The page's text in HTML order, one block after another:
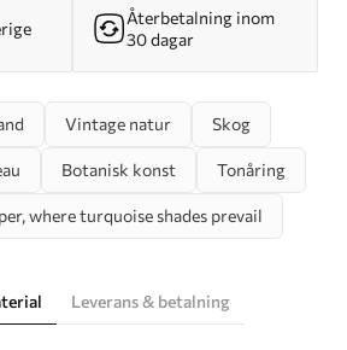
Återbetalning inom
30 dagar
Vintage natur Skog
Botanisk konst Tonåring
where turquoise shades prevail
Leverans & betalning